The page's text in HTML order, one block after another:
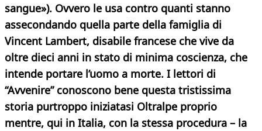
sangue»). Ovvero le usa contro quanti stanno
assecondando quella parte della famiglia di
Vincent Lambert, disabile francese che vive da
oltre dieci anni in stato di minima coscienza, che
intende portare l’uomo a morte. I lettori di
“Avvenire” conoscono bene questa tristissima
storia purtroppo iniziatasi Oltralpe proprio
mentre, qui in Italia, con la stessa procedura – la